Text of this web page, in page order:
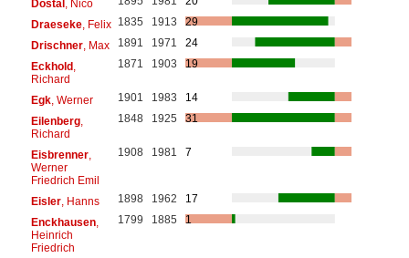
Dostal, Nico
Draeseke, Felix 1835 1913
29
Drischner, Max 1891 1971
24
Eckhold,
Richard
1871 1903 19
Egk, Werner 1901 1983
14
Eilenberg,
Richard
1848 1925 31
Eisbrenner,
Werner
Friedrich Emil
1908 1981 7
Eisler, Hanns 1898 1962
17
Enckhausen,
Heinrich
Friedrich
1799 1885 1